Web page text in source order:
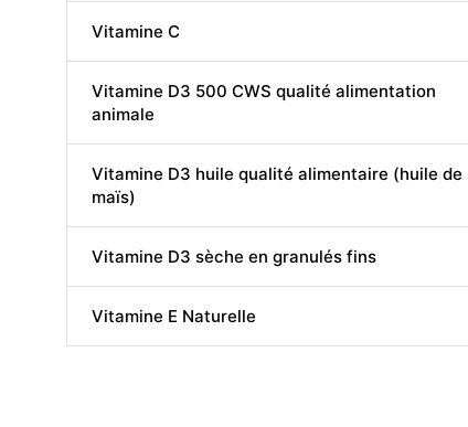
Vitamine C
Vitamine D3 500 CWS qualité alimentation
animale
Vitamine D3 huile qualité alimentaire (huile de
maïs)
Vitamine D3 sèche en granulés fins
Vitamine E Naturelle